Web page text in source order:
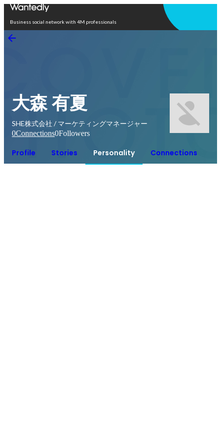
Business social network with 4M professionals
大森 有夏
SHE株式会社 / マーケティングマネージャー
0Connections0Followers
Profile Stories Personality Connections